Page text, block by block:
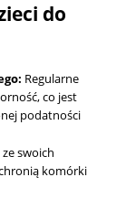
do
Regularne
co jest
podatności
swoich
komórki